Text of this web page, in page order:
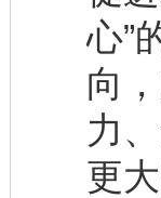
心”
向
力
更